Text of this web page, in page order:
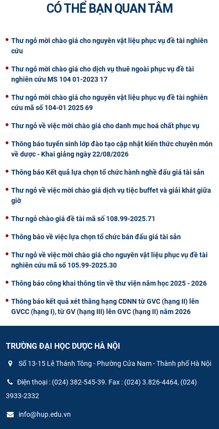
CÓ THỂ BẠN QUAN TÂM
Thư ngỏ mời chào giá cho nguyên vật liệu phục vụ đề tài nghiên
cứu
Thư ngỏ mời chào giá cho dịch vụ thuê ngoài phục vụ đề tài
nghiên cứu MS 104 01-2023 17
Thư ngỏ mời chào giá cho nguyên vật liệu phục vụ đề tài nghiên
cứu mã số 104-01 2025 69
Thư ngỏ về việc mời chào giá cho danh mục hoá chất phục vụ
Thông báo tuyển sinh lớp đào tạo cập nhật kiến thức chuyên môn
về dược - Khai giảng ngày 22/08/2026
Thông báo Kết quả lựa chọn tổ chức hành nghề đấu giá tài sản
Thư ngỏ về việc mời chào giá dịch vụ tiệc buffet và giải khát giữa
giờ
Thư ngỏ chào giá đề tài mã số 108.99-2025.71
Thông báo về việc lựa chọn tổ chức bán đấu giá tài sản
Thư ngỏ về việc mời chào giá cho nguyên vật liệu phục vụ đề tài
nghiên cứu mã số 105.99-2025.30
Thông báo công khai thông tin về thư viện năm học 2025 - 2026
Thông báo kết quả xét thăng hạng CDNN từ GVC (hạng II) lên
GVCC (hạng I), từ GV (hạng III) lên GVC (hạng II) năm 2026
TRƯỜNG ĐẠI HỌC DƯỢC HÀ NỘI
Số 13-15 Lê Thánh Tông - Phường Cửa Nam - Thành phố Hà Nội
Điện thoại : (024) 382-545-39. Fax : (024) 3.826-4464, (024)
3933-2332
info@hup.edu.vn